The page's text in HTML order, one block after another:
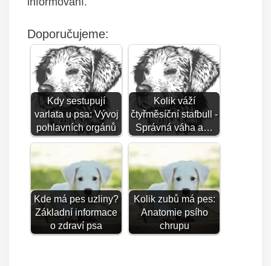
Doporučujeme:
Kdy sestupují
varlata u psa: Vývoj
pohlavních orgánů
Kolik váží
čtyřměsíční stafbull -
Správná váha a…
Kde má pes uzliny?
Základní informace
o zdraví psa
Kolik zubů má pes:
Anatomie psího
chrupu